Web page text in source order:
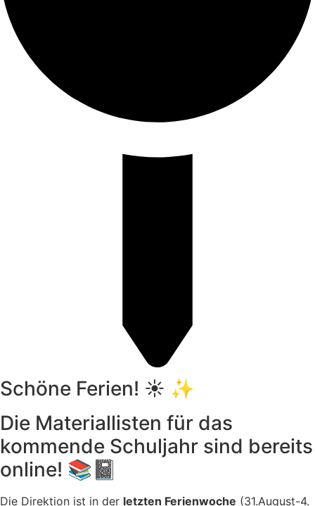
Schöne Ferien! ☀️ ✨
Die Materiallisten für das
kommende Schuljahr sind bereits
online! 📚📓
Die Direktion ist in der letzten Ferienwoche (31.August-4.